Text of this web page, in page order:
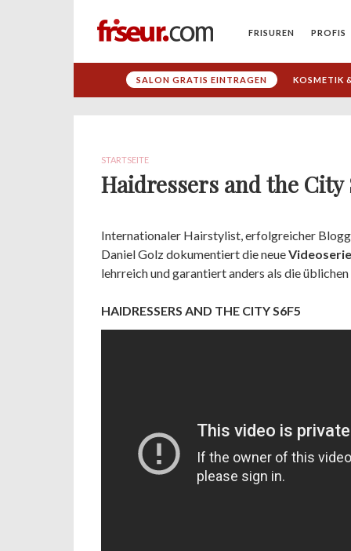
FRISUREN PROFIS
SALON GRATIS EINTRAGEN KOSMETIK
STARTSEITE
Haidressers and the City
Internationaler Hairstylist, erfolgreicher
Daniel Golz dokumentiert die neue
lehrreich und garantiert anders als die
HAIDRESSERS AND THE CITY S6F5